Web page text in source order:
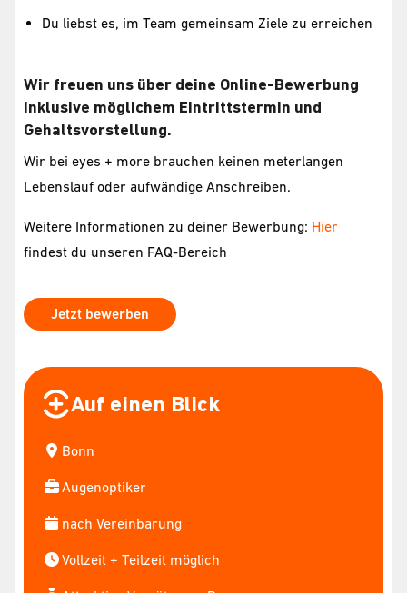
Du liebst es, im Team gemeinsam Ziele zu erreichen
Wir freuen uns über deine Online-Bewerbung
inklusive möglichem Eintrittstermin und
Gehaltsvorstellung.
Wir bei eyes + more brauchen keinen meterlangen
Lebenslauf oder aufwändige Anschreiben.
Weitere Informationen zu deiner Bewerbung: Hier
findest du unseren FAQ-Bereich
Jetzt bewerben
Auf einen Blick
Bonn
Augenoptiker
nach Vereinbarung
Vollzeit + Teilzeit möglich